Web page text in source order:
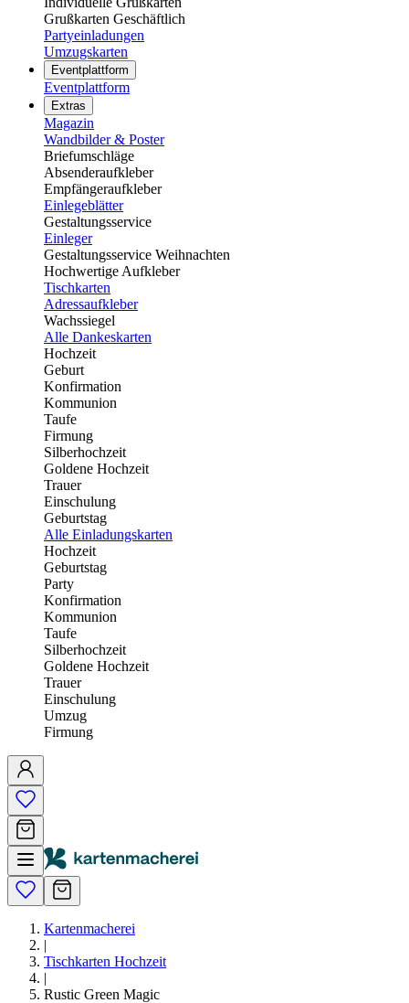
Grußkarten Geschäftlich
Partyeinladungen
Umzugskarten
Eventplattform
Eventplattform
Extras
Magazin
Wandbilder & Poster
Briefumschläge
Absenderaufkleber
Empfängeraufkleber
Einlegeblätter
Gestaltungsservice
Einleger
Gestaltungsservice Weihnachten
Hochwertige Aufkleber
Tischkarten
Adressaufkleber
Wachssiegel
Alle Dankeskarten
Hochzeit
Geburt
Konfirmation
Kommunion
Taufe
Firmung
Silberhochzeit
Goldene Hochzeit
Trauer
Einschulung
Geburtstag
Alle Einladungskarten
Hochzeit
Geburtstag
Party
Konfirmation
Kommunion
Taufe
Silberhochzeit
Goldene Hochzeit
Trauer
Einschulung
Umzug
Firmung
Kartenmacherei
|
Tischkarten Hochzeit
|
Rustic Green Magic